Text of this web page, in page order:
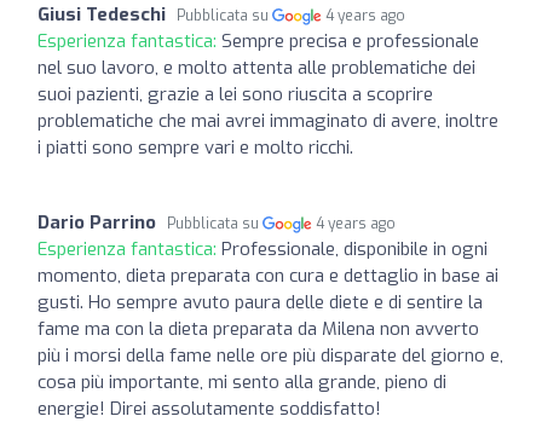
Giusi Tedeschi Pubblicata su 4 years ago
Esperienza fantastica: Sempre precisa e professionale
nel suo lavoro, e molto attenta alle problematiche dei
suoi pazienti, grazie a lei sono riuscita a scoprire
problematiche che mai avrei immaginato di avere, inoltre
i piatti sono sempre vari e molto ricchi.
Dario Parrino Pubblicata su 4 years ago
Esperienza fantastica: Professionale, disponibile in ogni
momento, dieta preparata con cura e dettaglio in base ai
gusti. Ho sempre avuto paura delle diete e di sentire la
fame ma con la dieta preparata da Milena non avverto
più i morsi della fame nelle ore più disparate del giorno e,
cosa più importante, mi sento alla grande, pieno di
energie! Direi assolutamente soddisfatto!